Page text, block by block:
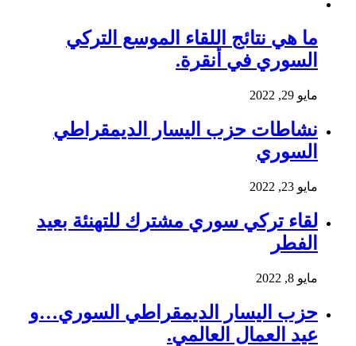
ما هي نتائج اللقاء الموسع التركي
السوري في أنقرة.
مايو 29, 2022
نشاطات حزب اليسار الديمقراطي
السوري
مايو 23, 2022
لقاء تركي سوري مشترك للتهنئة بعيد
الفطر
مايو 8, 2022
حزب اليسار الديمقراطي السوري…و
عيد العمال العالمي.